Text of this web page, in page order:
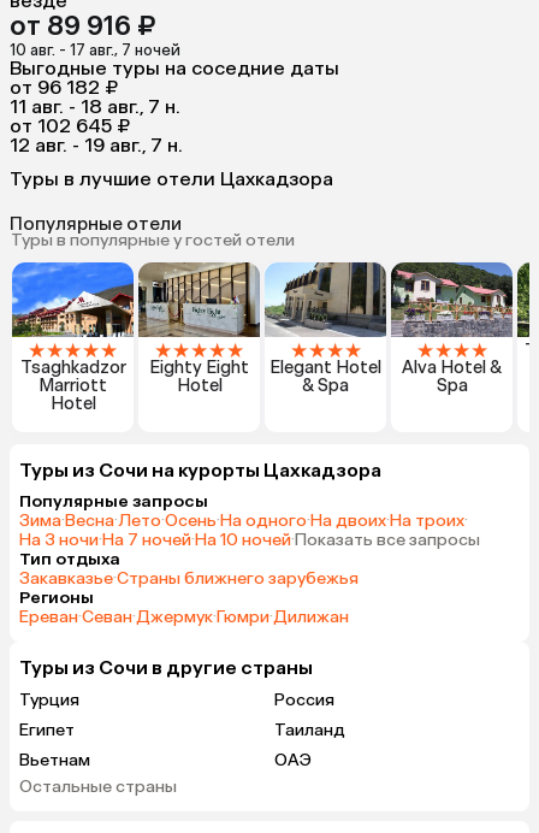
от 89 916 ₽
10 авг. - 17 авг., 7 ночей
Выгодные туры на соседние даты
от 96 182 ₽
11 авг. - 18 авг., 7 н.
от 102 645 ₽
12 авг. - 19 авг., 7 н.
Туры в лучшие отели Цахкадзора
Популярные отели
Туры в популярные у гостей отели
★★★★★
Tsaghkadzor
Marriott
Hotel
★★★★★
Eighty Eight
Hotel
★★★★
Elegant Hotel
& Spa
★★★★
Alva Hotel &
Spa
Туры из Сочи на курорты Цахкадзора
Популярные запросы
Зима·Весна·Лето·Осень·На одного·На двоих·На троих·
На 3 ночи·На 7 ночей·На 10 ночей·Показать все запросы
Тип отдыха
Закавказье·Страны ближнего зарубежья
Регионы
Ереван·Севан·Джермук·Гюмри·Дилижан
Туры из Сочи в другие страны
Турция
Россия
Египет
Таиланд
Вьетнам
ОАЭ
Гонконг
Остальные страны